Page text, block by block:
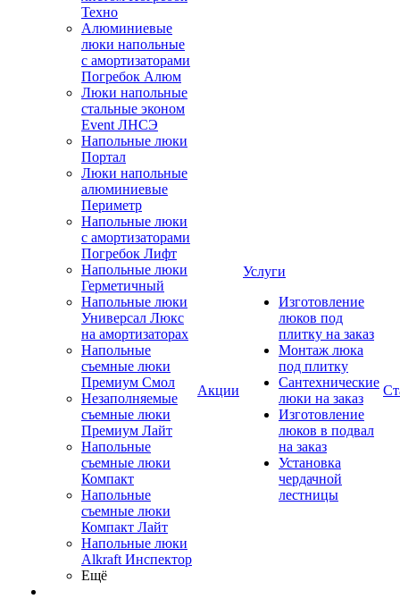
Техно
Алюминиевые
люки напольные
с амортизаторами
Погребок Алюм
Люки напольные
стальные эконом
Event ЛНСЭ
Напольные люки
Портал
Люки напольные
алюминиевые
Периметр
Напольные люки
с амортизаторами
Погребок Лифт
Напольные люки
Герметичный
Напольные люки
Универсал Люкс
на амортизаторах
Напольные
съемные люки
Премиум Смол
Незаполняемые
съемные люки
Премиум Лайт
Напольные
съемные люки
Компакт
Напольные
съемные люки
Компакт Лайт
Напольные люки
Alkraft Инспектор
Ещё
Акции
Услуги
Изготовление
люков под
плитку на заказ
Монтаж люка
под плитку
Сантехнические
люки на заказ
Изготовление
люков в подвал
на заказ
Установка
чердачной
лестницы